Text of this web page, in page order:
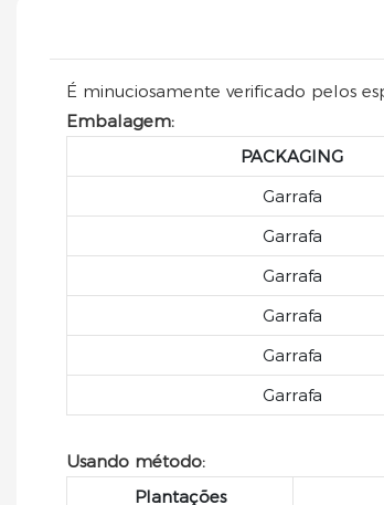
É minuciosamente verificado pelos
Embalagem:
PACKAGING
Garrafa
Garrafa
Garrafa
Garrafa
Garrafa
Garrafa
Usando método:
Plantações